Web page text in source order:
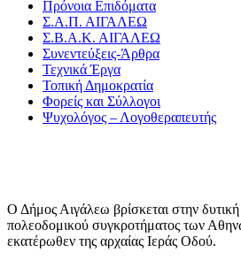
Πρόνοια Επιδόματα
Σ.Α.Π. ΑΙΓΑΛΕΩ
Σ.Β.Α.Κ. ΑΙΓΑΛΕΩ
Συνεντεύξεις-Άρθρα
Τεχνικά Έργα
Τοπική Δημοκρατία
Φορείς και Σύλλογοι
Ψυχολόγος – Λογοθεραπευτής
Ο Δήμος Αιγάλεω βρίσκεται στην δυτική
πολεοδομικού συγκροτήματος των
εκατέρωθεν της αρχαίας Ιεράς Οδού.